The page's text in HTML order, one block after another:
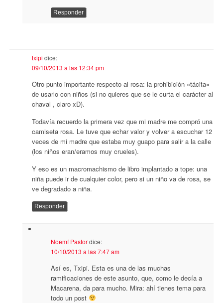
Responder
txipi dice:
09/10/2013 a las 12:34 pm
Otro punto importante respecto al rosa: la prohibición «tácita»
de usarlo con niños (si no quieres que se le curta el carácter al
chaval , claro xD).
Todavía recuerdo la primera vez que mi madre me compró una
camiseta rosa. Le tuve que echar valor y volver a escuchar 12
veces de mi madre que estaba muy guapo para salir a la calle
(los niños eran/eramos muy crueles).
Y eso es un macromachismo de libro implantado a tope: una
niña puede ir de cualquier color, pero si un niño va de rosa, se
ve degradado a niña.
Responder
Noemí Pastordice:
10/10/2013 a las 7:47 am
Así es, Txipi. Esta es una de las muchas
ramificaciones de este asunto, que, como le decía a
Macarena, da para mucho. Mira: ahí tienes tema para
todo un post